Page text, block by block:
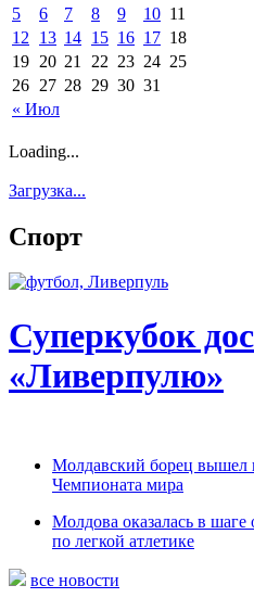
« Июл
5
6 7 8 9 10 11
12
13 14 15 16 17 18
19 20 21 22 23 24 25
26 27 28 29 30 31
Loading...
Загрузка...
Спорт
Суперкубок
«Ливерпулю»
Молдавский борец
Чемпионата мира
Молдова оказалась в
по легкой атлетике
все новости